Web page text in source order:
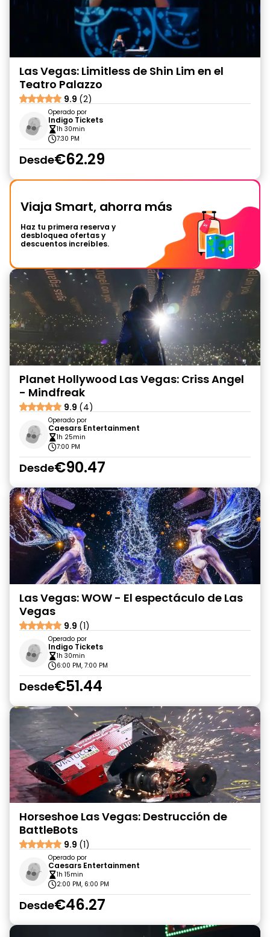
Las Vegas: Limitless de Shin Lim en el
Teatro Palazzo
9.9 (2)
Operado por
Indigo Tickets
1h 30min
7:30 PM
Desde€62.29
Viaja Smart, ahorra más
Haz tu primera reserva y
desbloquea ofertas y
descuentos increíbles.
Planet Hollywood Las Vegas: Criss Angel
- Mindfreak
9.9 (4)
Operado por
Caesars Entertainment
1h 25min
7:00 PM
Desde€90.47
Las Vegas: WOW - El espectáculo de Las
Vegas
9.9 (1)
Operado por
Indigo Tickets
1h 30min
6:00 PM, 7:00 PM
Desde€51.44
Horseshoe Las Vegas: Destrucción de
BattleBots
9.9 (1)
Operado por
Caesars Entertainment
1h 15min
2:00 PM, 6:00 PM
Desde€46.27